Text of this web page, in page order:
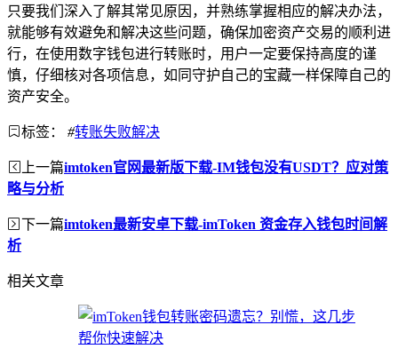
只要我们深入了解其常见原因，并熟练掌握相应的解决办法，
就能够有效避免和解决这些问题，确保加密资产交易的顺利进
行，在使用数字钱包进行转账时，用户一定要保持高度的谨
慎，仔细核对各项信息，如同守护自己的宝藏一样保障自己的
资产安全。
标签： #转账失败解决
上一篇imtoken官网最新版下载-IM钱包没有USDT？应对策
略与分析
下一篇imtoken最新安卓下载-imToken 资金存入钱包时间解
析
相关文章